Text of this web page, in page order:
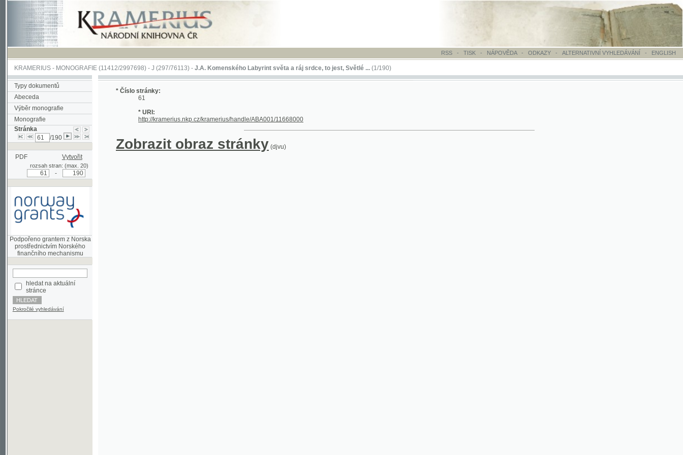
RSS - TISK-NÁPOVĚDA - ODKAZY - ALTERNATIVNÍ VYHLEDÁVÁNÍ- ENGLISH
KRAMERIUS-MONOGRAFIE(11412/2997698) -J (297/76113)-J.A. Komenského Labyrint světa a ráj srdce, to jest, Světlé ...(1/190)
Typy dokumentů
Abeceda
Výběr monografie
Monografie
Stránka
/190
PDF Vytvořit
rozsah stran: (max. 20)
Podpořeno grantem z Norska
prostřednictvím Norského
hledat na aktuální
stránce
Pokročilé vyhledávání
* Číslo stránky:
61
* URI:
http://kramerius.nkp.cz/kramerius/handle/ABA001/11668000
Zobrazit obraz stránky